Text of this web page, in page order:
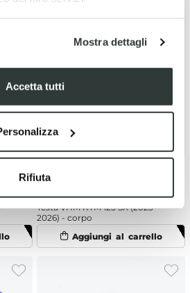
Mostra dettagli
Accetta tutti
Rifiuta
€
Testa VHM KTM 125 SX (2023-
2026) - corpo